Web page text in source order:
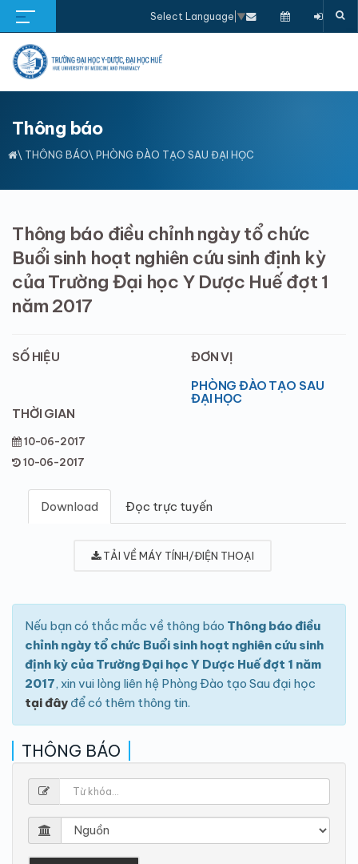
Select Language ▼
Thông báo
\ THÔNG BÁO\ PHÒNG ĐÀO TẠO SAU ĐẠI HỌC
Thông báo điều chỉnh ngày tổ chức
Buổi sinh hoạt nghiên cứu sinh định kỳ
của Trường Đại học Y Dược Huế đợt 1
năm 2017
SỐ HIỆU
ĐƠN VỊ
PHÒNG ĐÀO TẠO SAU
ĐẠI HỌC
THỜI GIAN
10-06-2017
10-06-2017
Download Đọc trực tuyến
TẢI VỀ MÁY TÍNH/ĐIỆN THOẠI
Nếu bạn có thắc mắc về thông báo Thông báo điều
chỉnh ngày tổ chức Buổi sinh hoạt nghiên cứu sinh
định kỳ của Trường Đại học Y Dược Huế đợt 1 năm
2017, xin vui lòng liên hệ Phòng Đào tạo Sau đại học
tại đây để có thêm thông tin.
THÔNG BÁO